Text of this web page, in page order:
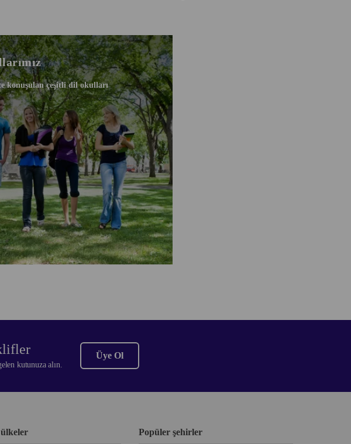
konuşulan çeşitli dil okulları
kutunuza alın.
Üye Ol
Popüler şehirler